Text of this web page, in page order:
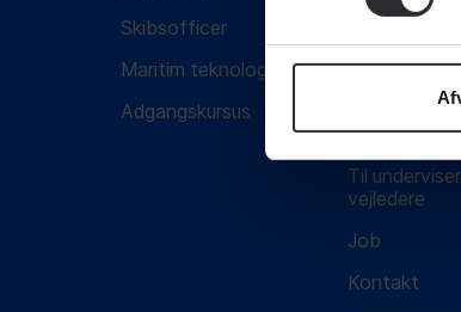
Skibsofficer
Maritim teknolog
Adgangskursus
SIMACs
Til
vejledere
Job
Kontakt